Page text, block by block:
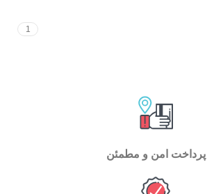
1
پرداخت امن و مطمئن